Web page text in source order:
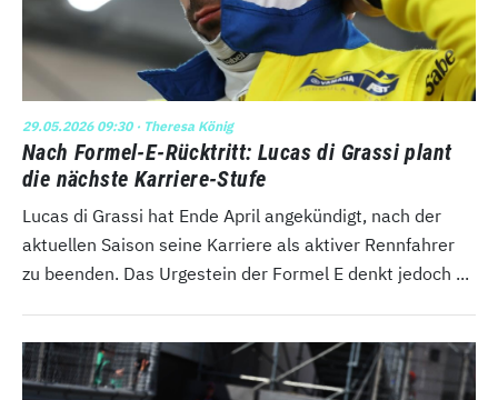
29.05.2026 09:30· Theresa König
Nach Formel-E-Rücktritt: Lucas di Grassi plant
die nächste Karriere-Stufe
Lucas di Grassi hat Ende April angekündigt, nach der
aktuellen Saison seine Karriere als aktiver Rennfahrer
zu beenden. Das Urgestein der Formel E denkt jedoch ...